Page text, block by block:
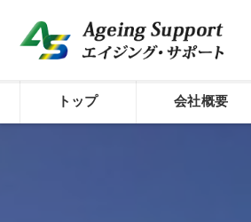
トップ 会社概要